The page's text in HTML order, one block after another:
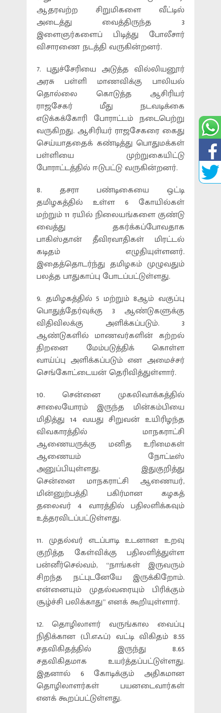
ஆதரவற்ற சிறுமிகளை வீட்டில்
அடைத்து வைத்திருந்த 3
இளைஞர்களைப் பிடித்து போலீசார்
விசாரணை நடத்தி வருகின்றனர்.
7. புதுச்சேரியை அடுத்த வில்லியனூர்
அரசு பள்ளி மாணவிக்கு பாலியல்
தொல்லை கொடுத்த ஆசிரியர்
ராஜசேகர் மீது நடவடிக்கை
எடுக்கக்கோரி போராட்டம் நடைபெற்று
வருகிறது. ஆசிரியர் ராஜசேகரை கைது
செய்யாததைக் கண்டித்து பொதுமக்கள்
பள்ளியை முற்றுகையிட்டு
போராட்டத்தில் ஈடுபட்டு வருகின்றனர்.
8. தசரா பண்டிகையை ஒட்டி
தமிழகத்தில் உள்ள 6 கோயில்கள்
மற்றும் 11 ரயில் நிலையங்களை குண்டு
வைத்து தகர்க்கப்போவதாக
பாகிஸ்தான் தீவிரவாதிகள் மிரட்டல்
கடிதம் எழுதியுள்ளனர்.
இதைத்தொடர்ந்து தமிழகம் முழுவதும்
பலத்த பாதுகாப்பு போடப்பட்டுள்ளது.
9. தமிழகத்தில் 5 மற்றும் 8ஆம் வகுப்பு
பொதுத்தேர்வுக்கு 3 ஆண்டுகளுக்கு
விதிவிலக்கு அளிக்கப்படும். 3
ஆண்டுகளில் மாணவர்களின் கற்றல்
திறனை மேம்படுத்திக் கொள்ள
வாய்ப்பு அளிக்கப்படும் என அமைச்சர்
செங்கோட்டையன் தெரிவித்துள்ளார்.
10. சென்னை முகலிவாக்கத்தில்
சாலையோரம் இருந்த மின்கம்பியை
மிதித்து 14 வயது சிறுவன் உயிரிழந்த
விவகாரத்தில் மாநகராட்சி
ஆணையருக்கு மனித உரிமைகள்
ஆணையம் நோட்டீஸ்
அனுப்பியுள்ளது. இதுகுறித்து
சென்னை மாநகராட்சி ஆணையர்,
மின்னுற்பத்தி பகிர்மான கழகத்
தலைவர் 4 வாரத்தில் பதிலளிக்கவும்
உத்தரவிடப்பட்டுள்ளது.
11. முதல்வர் எடப்பாடி உடனான உறவு
குறித்த கேள்விக்கு பதிலளித்துள்ள
பன்னீர்செல்வம், “நாங்கள் இருவரும்
சிறந்த நட்புடனேயே இருக்கிறோம்.
என்னையும் முதல்வரையும் பிரிக்கும்
சூழ்ச்சி பலிக்காது” எனக் கூறியுள்ளார்.
12. தொழிலாளர் வருங்கால வைப்பு
நிதிக்கான (பி.எஃப்) வட்டி விகிதம் 8.55
சதவிகிதத்தில் இருந்து 8.65
சதவிகிதமாக உயர்த்தப்பட்டுள்ளது.
இதனால் 6 கோடிக்கும் அதிகமான
தொழிலாளர்கள் பயனடைவார்கள்
எனக் கூறப்பட்டுள்ளது.